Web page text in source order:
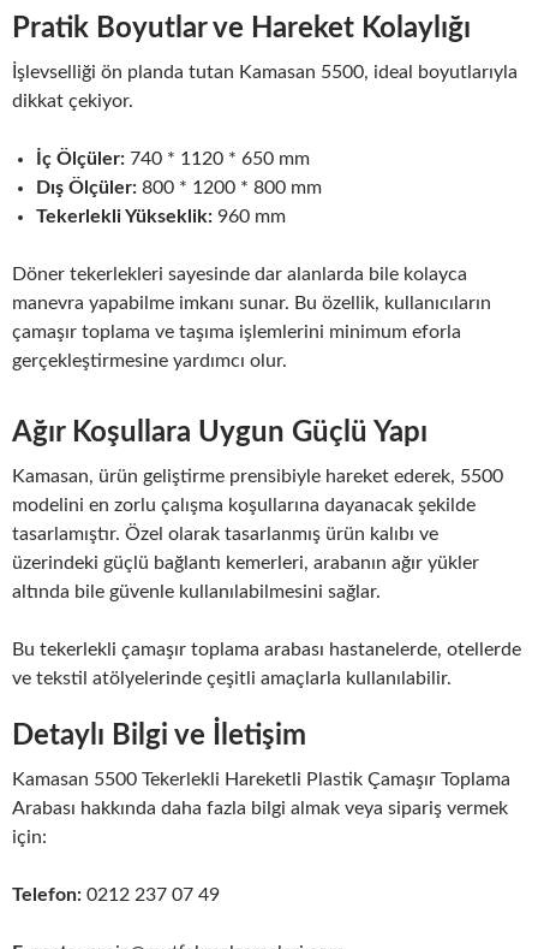
Pratik Boyutlar ve Hareket Kolaylığı
İşlevselliği ön planda tutan Kamasan 5500, ideal boyutlarıyla
dikkat çekiyor.
İç Ölçüler: 740 * 1120 * 650 mm
Dış Ölçüler: 800 * 1200 * 800 mm
Tekerlekli Yükseklik: 960 mm
Döner tekerlekleri sayesinde dar alanlarda bile kolayca
manevra yapabilme imkanı sunar. Bu özellik, kullanıcıların
çamaşır toplama ve taşıma işlemlerini minimum eforla
gerçekleştirmesine yardımcı olur.
Ağır Koşullara Uygun Güçlü Yapı
Kamasan, ürün geliştirme prensibiyle hareket ederek, 5500
modelini en zorlu çalışma koşullarına dayanacak şekilde
tasarlamıştır. Özel olarak tasarlanmış ürün kalıbı ve
üzerindeki güçlü bağlantı kemerleri, arabanın ağır yükler
altında bile güvenle kullanılabilmesini sağlar.
Bu tekerlekli çamaşır toplama arabası hastanelerde, otellerde
ve tekstil atölyelerinde çeşitli amaçlarla kullanılabilir.
Detaylı Bilgi ve İletişim
Kamasan 5500 Tekerlekli Hareketli Plastik Çamaşır Toplama
Arabası hakkında daha fazla bilgi almak veya sipariş vermek
için:
Telefon: 0212 237 07 49